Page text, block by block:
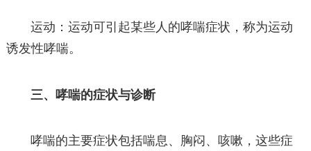
运动：运动可引起某些人的哮喘症状，称为运动
诱发性哮喘。
三、哮喘的症状与诊断
哮喘的主要症状包括喘息、胸闷、咳嗽，这些症